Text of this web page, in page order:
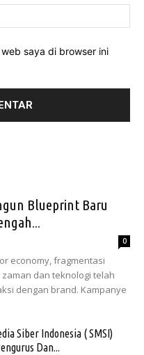
saya di browser ini
Blueprint Baru
0
economy, fragmentasi
dan teknologi telah
dengan brand. Kampanye
Siber Indonesia ( SMSI)
Dan...